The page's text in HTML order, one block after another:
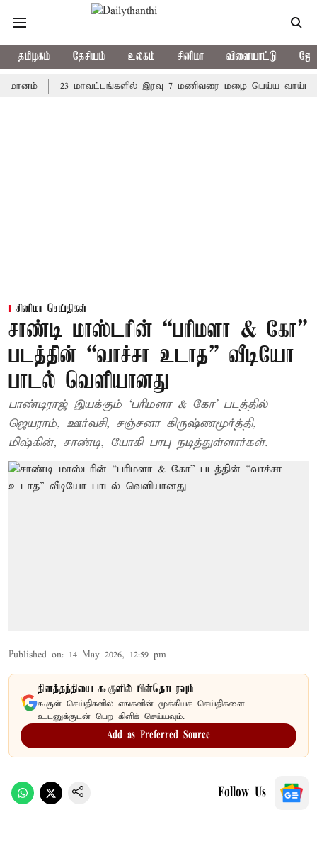
தமிழகம் தேசியம் உலகம் சினிமா விளையாட்டு
23 மாவட்டங்களில் இரவு 7 மணிவரை மழை பெய்ய வாய்ப்பு
சினிமா செய்திகள்
சாண்டி மாஸ்டரின் “பரிமளா & கோ”
படத்தின் “வாச்சா உடாத” வீடியோ
பாடல் வெளியானது
பாண்டிராஜ் இயக்கும் ‘பரிமளா & கோ’ படத்தில்
ஜெயராம், ஊர்வசி, சஞ்சனா கிருஷ்ணமூர்த்தி,
மிஷ்கின், சாண்டி, யோகி பாபு நடித்துள்ளார்கள்.
Published on: 14 May 2026, 12:59 pm
தினத்தந்தியை கூகுளில் பின்தொடரவும்
கூகுள் செய்திகளில் எங்களின் முக்கியச் செய்திகளை
உடனுக்குடன் பெற கிளிக் செய்யவும்.
Add as Preferred Source
Follow Us